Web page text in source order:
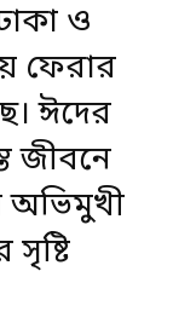
ও
ফেরার
ঈদের
জীবনে
অভিমুখী